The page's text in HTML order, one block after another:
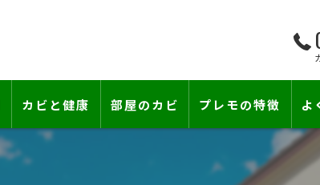
カビと健康 部屋のカビ プレモの特徴
床下のカビ
よ